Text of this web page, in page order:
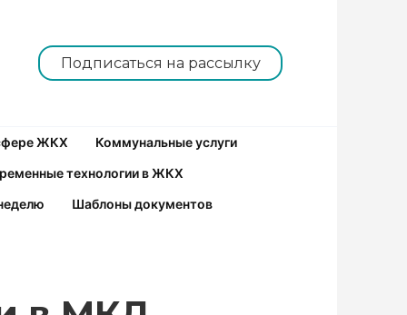
Подписаться на рассылку
ЖКХ
Коммунальные услуги
технологии в ЖКХ
Шаблоны документов